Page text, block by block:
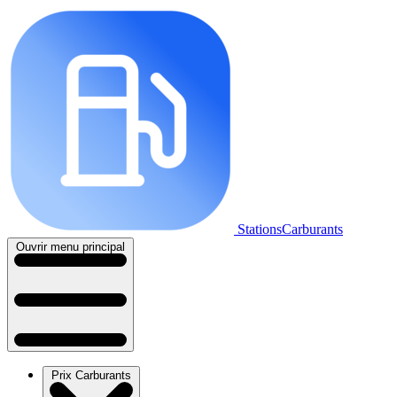
StationsCarburants
Ouvrir menu principal
Prix Carburants